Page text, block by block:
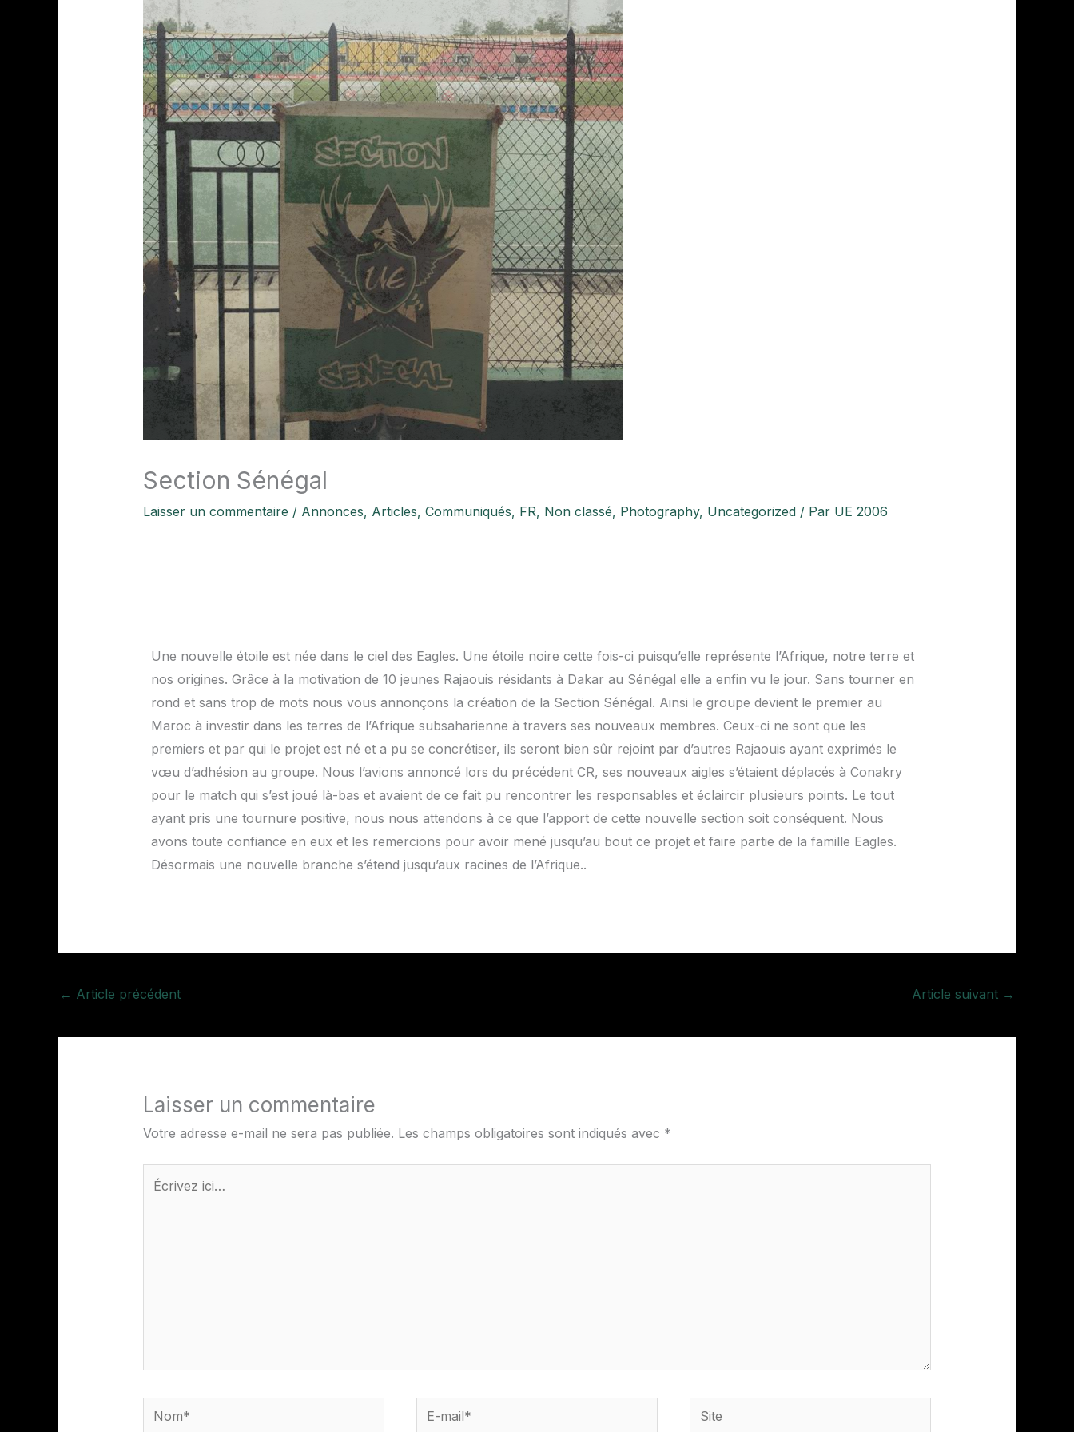
Section Sénégal
Laisser un commentaire / Annonces, Articles, Communiqués, FR, Non classé, Photography, Uncategorized/ Par UE 2006
Une nouvelle étoile est née dans le ciel des Eagles. Une étoile noire cette fois-ci puisqu’elle représente l’Afrique, notre terre et
nos origines. Grâce à la motivation de 10 jeunes Rajaouis résidants à Dakar au Sénégal elle a enfin vu le jour. Sans tourner en
rond et sans trop de mots nous vous annonçons la création de la Section Sénégal. Ainsi le groupe devient le premier au
Maroc à investir dans les terres de l’Afrique subsaharienne à travers ses nouveaux membres. Ceux-ci ne sont que les
premiers et par qui le projet est né et a pu se concrétiser, ils seront bien sûr rejoint par d’autres Rajaouis ayant exprimés le
vœu d’adhésion au groupe. Nous l’avions annoncé lors du précédent CR, ses nouveaux aigles s’étaient déplacés à Conakry
pour le match qui s’est joué là-bas et avaient de ce fait pu rencontrer les responsables et éclaircir plusieurs points. Le tout
ayant pris une tournure positive, nous nous attendons à ce que l’apport de cette nouvelle section soit conséquent. Nous
avons toute confiance en eux et les remercions pour avoir mené jusqu’au bout ce projet et faire partie de la famille Eagles.
Désormais une nouvelle branche s’étend jusqu’aux racines de l’Afrique..
← Article précédent Article suivant →
Laisser un commentaire
Votre adresse e-mail ne sera pas publiée. Les champs obligatoires sont indiqués avec *
Écrivez
Nom*
E-
Site